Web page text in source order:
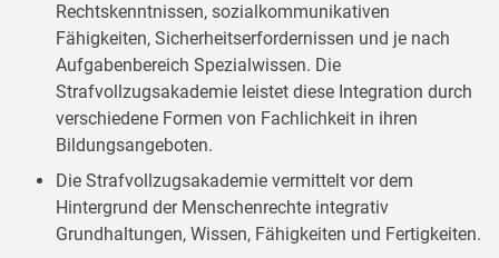
Rechtskenntnissen, sozialkommunikativen
Fähigkeiten, Sicherheitserfordernissen und je nach
Aufgabenbereich Spezialwissen. Die
Strafvollzugsakademie leistet diese Integration durch
verschiedene Formen von Fachlichkeit in ihren
Bildungsangeboten.
Die Strafvollzugsakademie vermittelt vor dem
Hintergrund der Menschenrechte integrativ
Grundhaltungen, Wissen, Fähigkeiten und Fertigkeiten.